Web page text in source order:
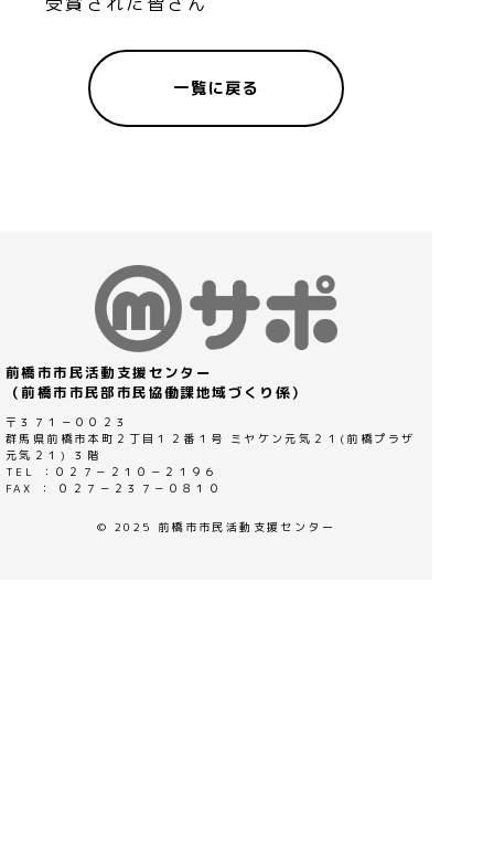
一覧に戻る
前橋市市民活動支援センター
（前橋市市民部市民協働課地域づくり係）
〒３７１－００２３
群馬県前橋市本町２丁目１２番１号 ミヤケン元気２１(前橋プラザ
元気２１) ３階
TEL ：０２７－２１０－２１９６
FAX ： ０２７－２３７－０８１０
© 2025 前橋市市民活動支援センター